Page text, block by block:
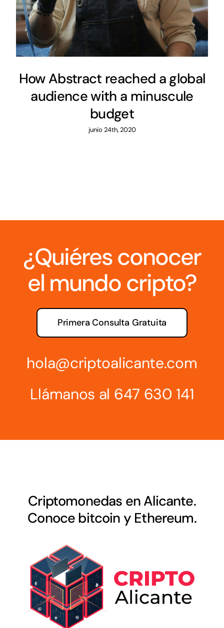
How Abstract reached a global
audience with a minuscule
budget
junio 24th, 2020
¿Quiéres conocer
el mundo cripto?
Primera Consulta Gratuita
hola@criptoalicante.com
Llámanos al 647 630 141
Criptomonedas en Alicante.
Conoce bitcoin y Ethereum.